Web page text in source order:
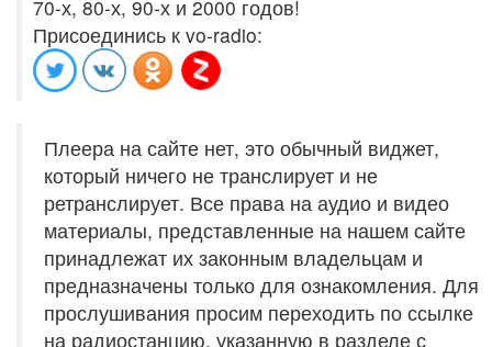
70-х, 80-х, 90-х и 2000 годов!
Присоединись к vo-radio:
Плеера на сайте нет, это обычный виджет,
который ничего не транслирует и не
ретранслирует. Все права на аудио и видео
материалы, представленные на нашем сайте
принадлежат их законным владельцам и
предназначены только для ознакомления. Для
прослушивания просим переходить по ссылке
на радиостанцию, указанную в разделе с